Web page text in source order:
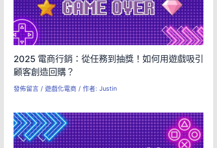
2025 電商行銷：從任務到抽獎！如何用遊戲吸引
顧客創造回購？
發佈留言 / 遊戲化電商 / 作者: Justin